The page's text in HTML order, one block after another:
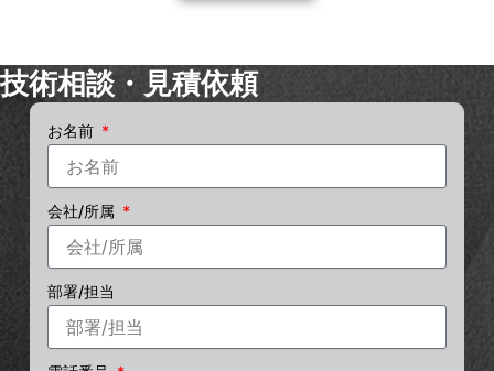
技術相談・見積依頼
お名前
会社/所属
部署/担当